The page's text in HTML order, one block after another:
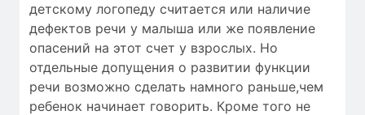
детскому логопеду считается или наличие
дефектов речи у малыша или же появление
опасений на этот счет у взрослых. Но
отдельные допущения о развитии функции
речи возможно сделать намного раньше,чем
ребенок начинает говорить. Кроме того не